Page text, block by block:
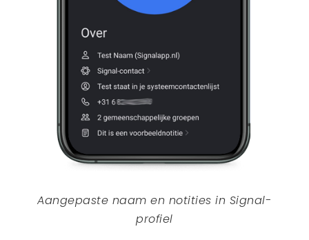
Aangepaste naam en notities in Signal-
profiel